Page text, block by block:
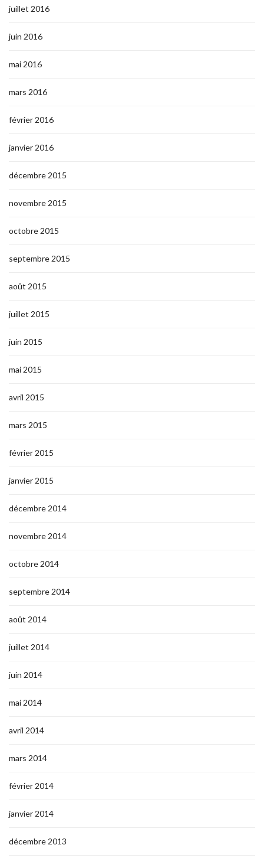
juillet 2016
juin 2016
mai 2016
mars 2016
février 2016
janvier 2016
décembre 2015
novembre 2015
octobre 2015
septembre 2015
août 2015
juillet 2015
juin 2015
mai 2015
avril 2015
mars 2015
février 2015
janvier 2015
décembre 2014
novembre 2014
octobre 2014
septembre 2014
août 2014
juillet 2014
juin 2014
mai 2014
avril 2014
mars 2014
février 2014
janvier 2014
décembre 2013